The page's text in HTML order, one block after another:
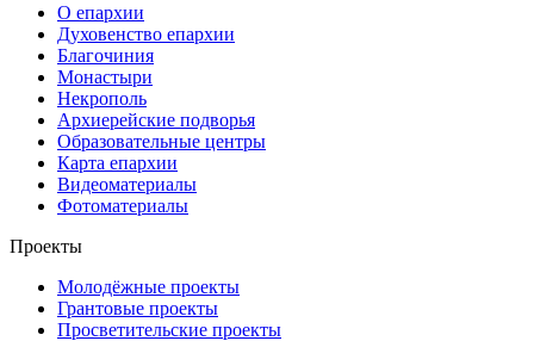
О епархии
Духовенство епархии
Благочиния
Монастыри
Некрополь
Архиерейские подворья
Образовательные центры
Карта епархии
Видеоматериалы
Фотоматериалы
Проекты
Молодёжные проекты
Грантовые проекты
Просветительские проекты